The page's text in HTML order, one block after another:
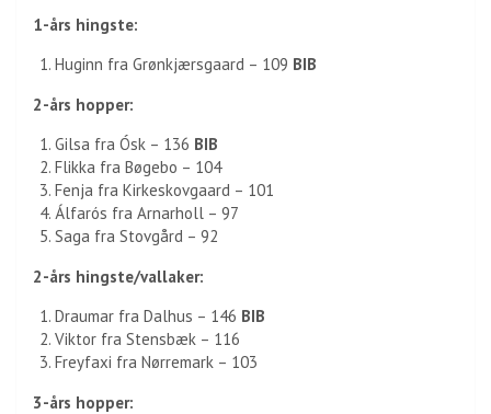
1-års hingste:
Huginn fra Grønkjærsgaard – 109 BIB
2-års hopper:
Gilsa fra Ósk – 136 BIB
Flikka fra Bøgebo – 104
Fenja fra Kirkeskovgaard – 101
Álfarós fra Arnarholl – 97
Saga fra Stovgård – 92
2-års hingste/vallaker:
Draumar fra Dalhus – 146 BIB
Viktor fra Stensbæk – 116
Freyfaxi fra Nørremark – 103
3-års hopper: